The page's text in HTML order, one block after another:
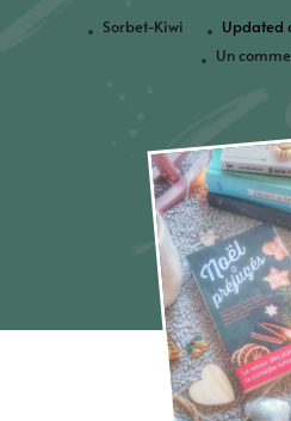
Sorbet-Kiwi Updated
Un